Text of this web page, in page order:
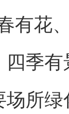
有花
四季
场所